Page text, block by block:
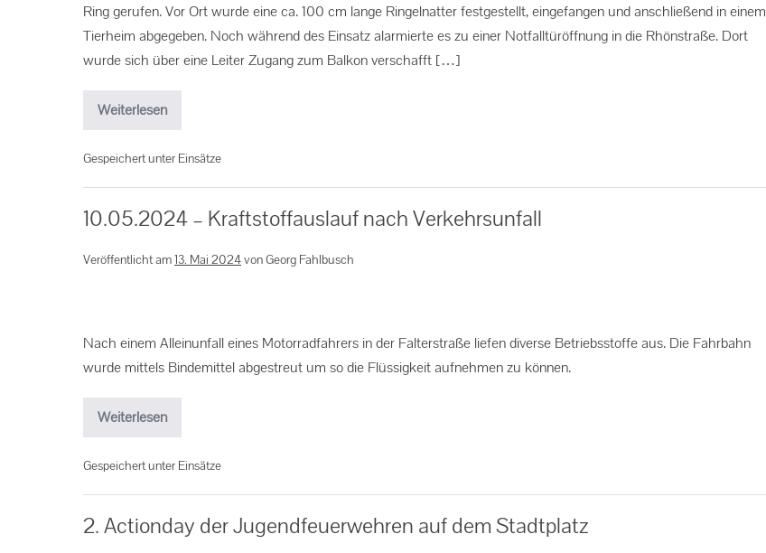
Ring gerufen. Vor Ort wurde eine ca. 100 cm lange Ringelnatter festgestellt, eingefangen und anschließend in einem
Tierheim abgegeben. Noch während des Einsatz alarmierte es zu einer Notfalltüröffnung in die Rhönstraße. Dort
wurde sich über eine Leiter Zugang zum Balkon verschafft […]
Weiterlesen
Gespeichert unter Einsätze
10.05.2024 – Kraftstoffauslauf nach Verkehrsunfall
Veröffentlicht am13. Mai 2024vonGeorg Fahlbusch
Nach einem Alleinunfall eines Motorradfahrers in der Falterstraße liefen diverse Betriebsstoffe aus. Die Fahrbahn
wurde mittels Bindemittel abgestreut um so die Flüssigkeit aufnehmen zu können.
Weiterlesen
Gespeichert unter Einsätze
2. Actionday der Jugendfeuerwehren auf dem Stadtplatz